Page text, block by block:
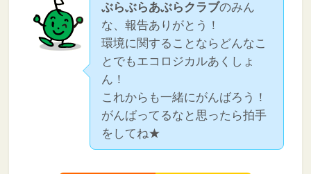
ぶらぶらあぶらクラブのみん
な、報告ありがとう！
環境に関することならどんなこ
とでもエコロジカルあくしょ
ん！
これからも一緒にがんばろう！
がんばってるなと思ったら拍手
をしてね★